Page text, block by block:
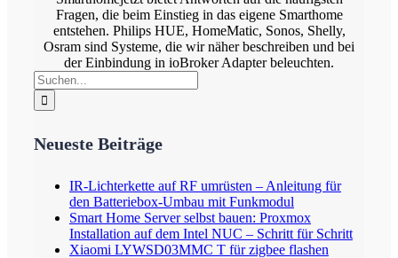
Fragen, die beim Einstieg in das eigene Smarthome
entstehen. Philips HUE, HomeMatic, Sonos, Shelly,
Osram sind Systeme, die wir näher beschreiben und bei
der Einbindung in ioBroker Adapter beleuchten.
Suche
nach:
Neueste Beiträge
IR-Lichterkette auf RF umrüsten – Anleitung für
den Batteriebox-Umbau mit Funkmodul
Smart Home Server selbst bauen: Proxmox
Installation auf dem Intel NUC – Schritt für Schritt
Xiaomi LYWSD03MMC T für zigbee flashen